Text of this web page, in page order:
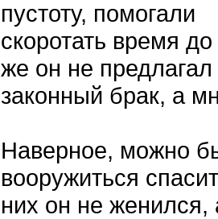
пустоту, помогали
скоротать время
же он не предлагал
законный брак, а
Наверное, можно
вооружиться
них он не женился,